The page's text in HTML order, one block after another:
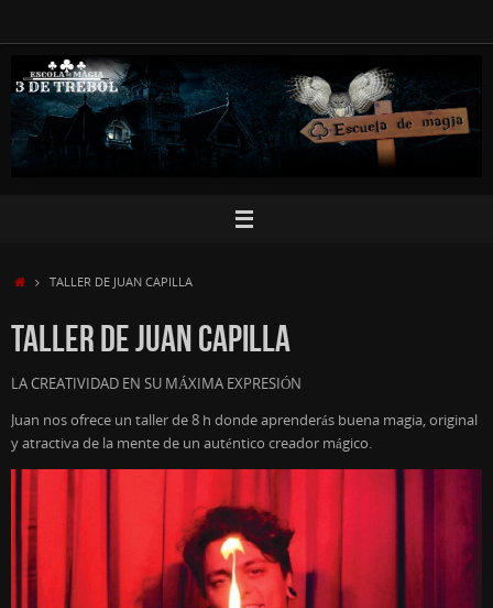
contenido
INICIOTALLER DE JUAN CAPILLA
TALLER DE JUAN CAPILLA
LA CREATIVIDAD EN SU MÁXIMA EXPRESIÓN
Juan nos ofrece un taller de 8 h donde aprenderás buena magia, original
y atractiva de la mente de un auténtico creador mágico.